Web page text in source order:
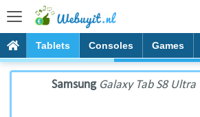
Tablets Consoles Games
Samsung Galaxy Tab S8 Ultra
Samsung Galaxy Tab S8 Ultra